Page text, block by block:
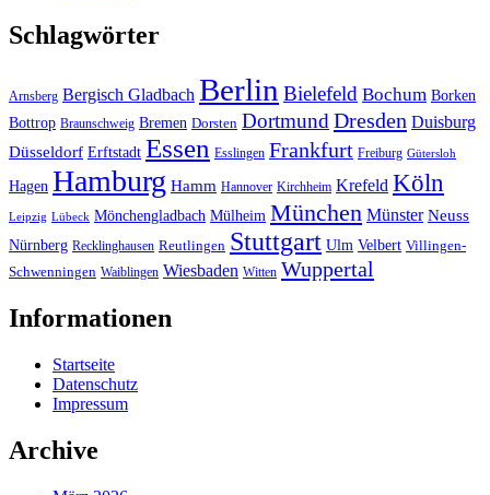
Schlagwörter
Arnsberg Bergisch Gladbach Berlin Bielefeld Bochum Borken
Bottrop Braunschweig Bremen Dorsten DortmundDresden Duisburg
Düsseldorf Erftstadt Essen Esslingen Frankfurt Freiburg Gütersloh
Hagen Hamburg Hamm Hannover Kirchheim Krefeld Köln
Leipzig Lübeck Mönchengladbach Mülheim München Münster Neuss
Nürnberg Recklinghausen Reutlingen Stuttgart Ulm Velbert Villingen-
Schwenningen Waiblingen Wiesbaden Witten Wuppertal
Informationen
Startseite
Datenschutz
Impressum
Archive